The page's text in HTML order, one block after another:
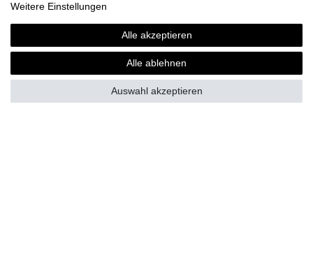
Fragen zur Bestellung?
Weitere Einstellungen
Alle akzeptieren
Alle ablehnen
Auswahl akzeptieren